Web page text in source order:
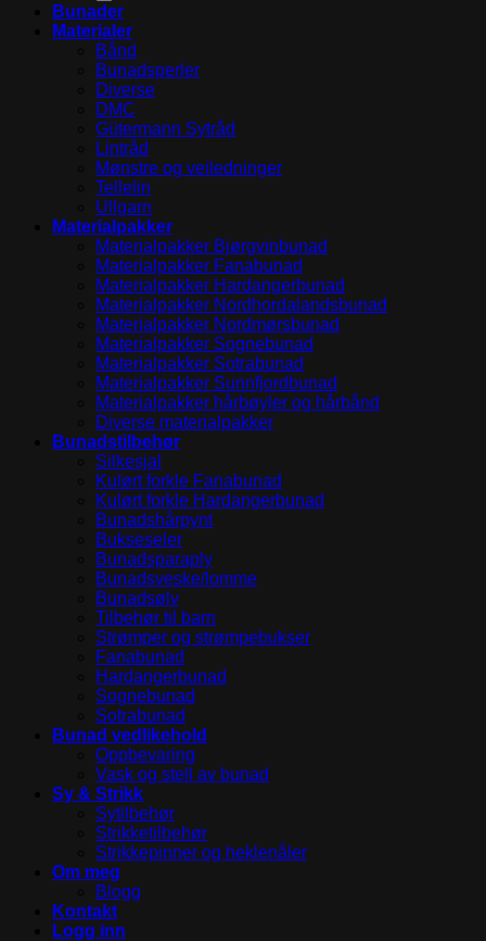
Bunader
Materialer
Bånd
Bunadsperler
Diverse
DMC
Gütermann Sytråd
Lintråd
Mønstre og veiledninger
Tellelin
Ullgarn
Materialpakker
Materialpakker Bjørgvinbunad
Materialpakker Fanabunad
Materialpakker Hardangerbunad
Materialpakker Nordhordalandsbunad
Materialpakker Nordmørsbunad
Materialpakker Sognebunad
Materialpakker Sotrabunad
Materialpakker Sunnfjordbunad
Materialpakker hårbøyler og hårbånd
Diverse materialpakker
Bunadstilbehør
Silkesjal
Kulørt forkle Fanabunad
Kulørt forkle Hardangerbunad
Bunadshårpynt
Bukseseler
Bunadsparaply
Bunadsveske/lomme
Bunadsølv
Tilbehør til barn
Strømper og strømpebukser
Fanabunad
Hardangerbunad
Sognebunad
Sotrabunad
Bunad vedlikehold
Oppbevaring
Vask og stell av bunad
Sy & Strikk
Sytilbehør
Strikketilbehør
Strikkepinner og heklenåler
Om meg
Blogg
Kontakt
Logg inn